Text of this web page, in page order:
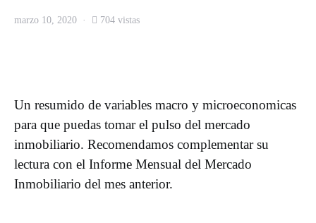
marzo 10, 2020 704 vistas
Un resumido de variables macro y microeconomicas
para que puedas tomar el pulso del mercado
inmobiliario. Recomendamos complementar su
lectura con el Informe Mensual del Mercado
Inmobiliario del mes anterior.